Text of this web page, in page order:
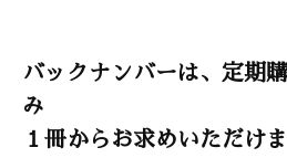
バックナンバーは、定期
み
１冊からお求めいただけ